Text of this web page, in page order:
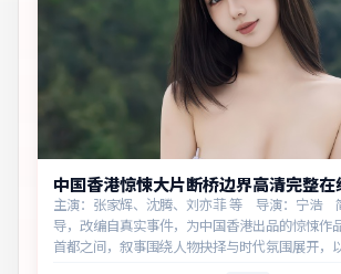
中国香港惊悚大片断桥边界高清完整在
主演：张家辉、沈腾、刘亦菲 等 导演：宁浩
导，改编自真实事件，为中国香港出品的惊悚作
首都之间，叙事围绕人物抉择与时代氛围展开，